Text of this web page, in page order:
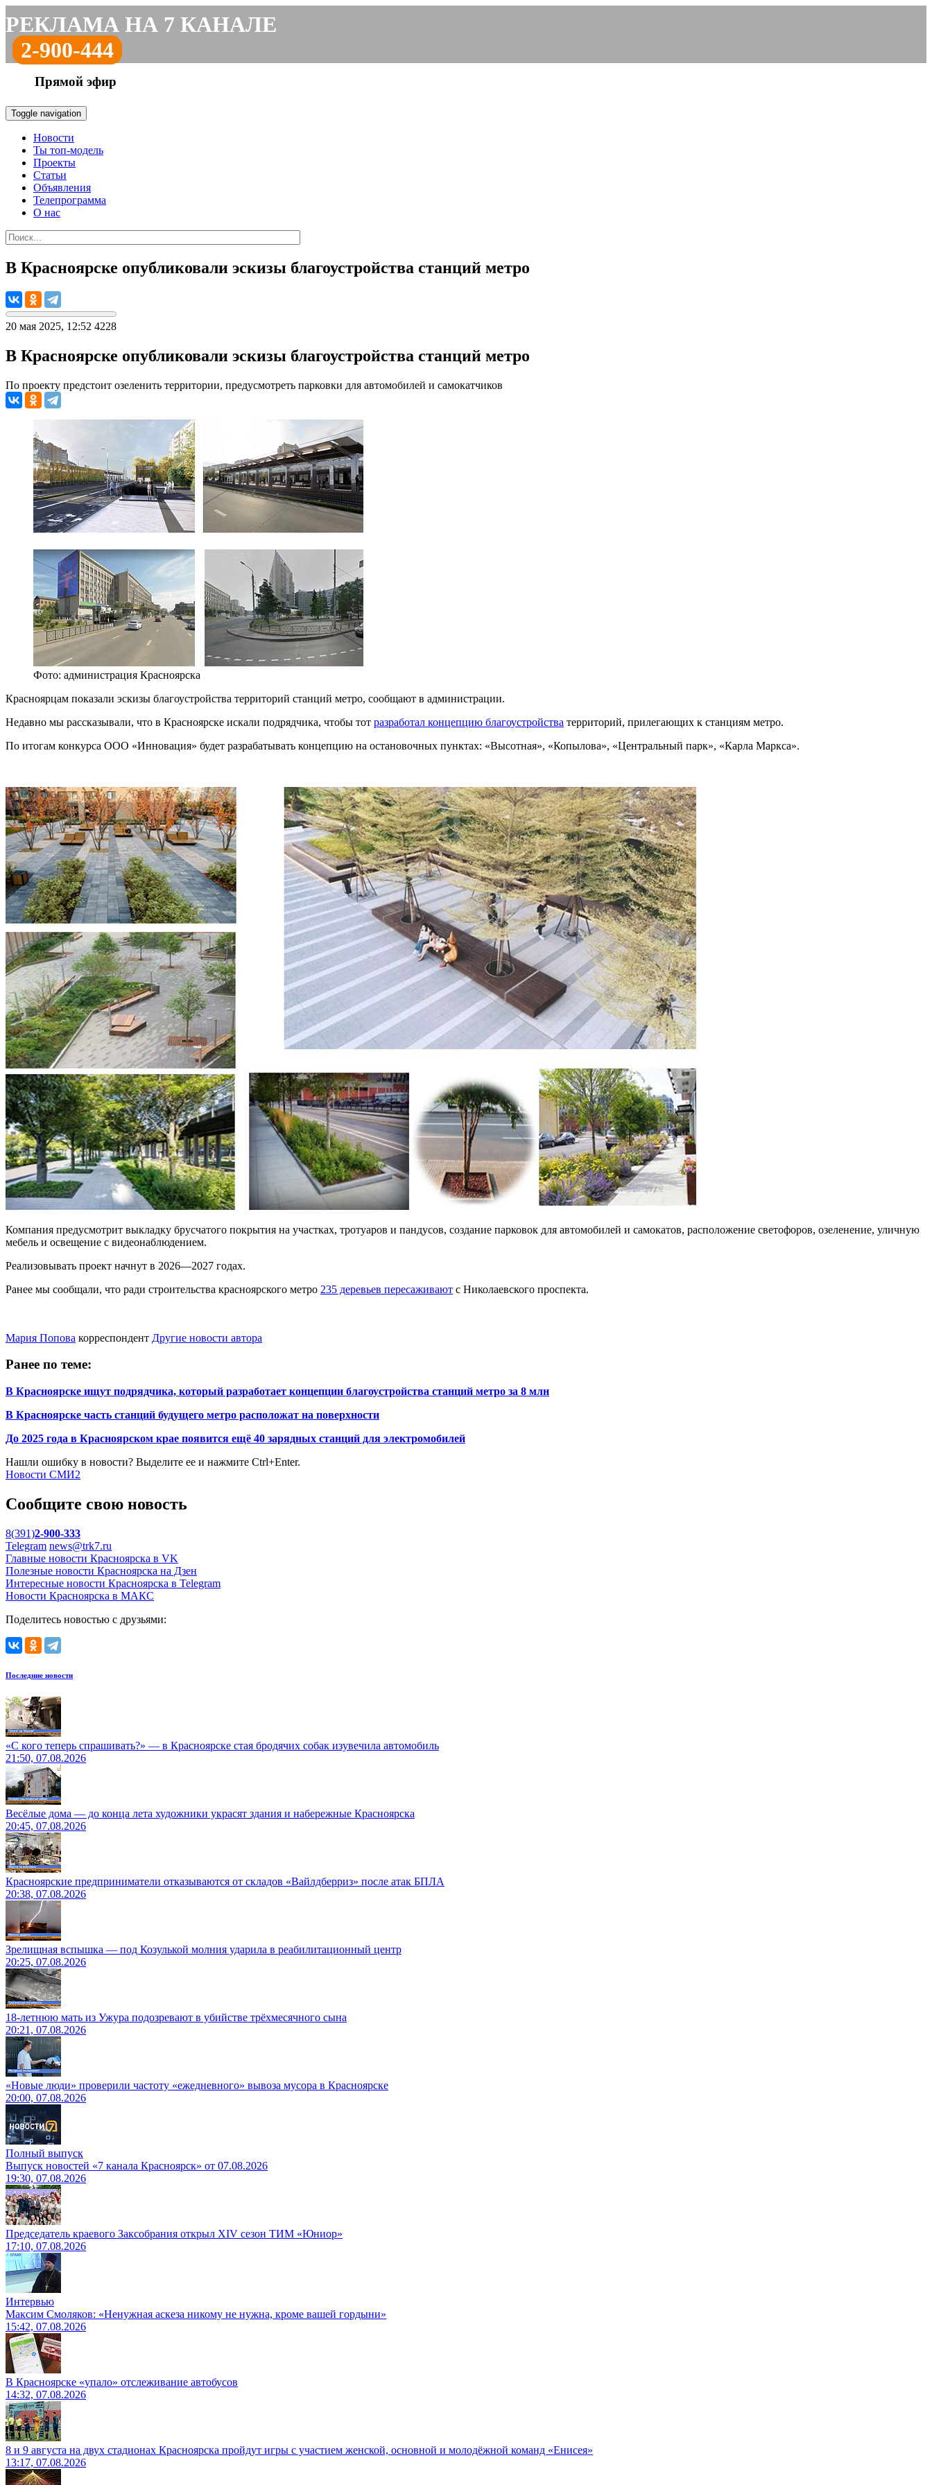
РЕКЛАМА НА 7 КАНАЛЕ
2-900-444
Прямой эфир
Toggle navigation
Новости
Ты топ-модель
Проекты
Статьи
Объявления
Телепрограмма
О нас
В Красноярске опубликовали эскизы благоустройства станций метро
20 мая 2025, 12:52 4228
В Красноярске опубликовали эскизы благоустройства станций метро
По проекту предстоит озеленить территории, предусмотреть парковки для автомобилей и самокатчиков
Фото: администрация Красноярска
Красноярцам показали эскизы благоустройства территорий станций метро, сообщают в администрации.
Недавно мы рассказывали, что в Красноярске искали подрядчика, чтобы тот разработал концепцию благоустройства территорий, прилегающих к станциям метро.
По итогам конкурса ООО «Инновация» будет разрабатывать концепцию на остановочных пунктах: «Высотная», «Копылова», «Центральный парк», «Карла Маркса».
Компания предусмотрит выкладку брусчатого покрытия на участках, тротуаров и пандусов, создание парковок для автомобилей и самокатов, расположение светофоров, озеленение, уличную
мебель и освещение с видеонаблюдением.
Реализовывать проект начнут в 2026—2027 годах.
Ранее мы сообщали, что ради строительства красноярского метро 235 деревьев пересаживают с Николаевского проспекта.
Мария Попова корреспондент Другие новости автора
Ранее по теме:
В Красноярске ищут подрядчика, который разработает концепции благоустройства станций метро за 8 млн
В Красноярске часть станций будущего метро расположат на поверхности
До 2025 года в Красноярском крае появится ещё 40 зарядных станций для электромобилей
Нашли ошибку в новости? Выделите ее и нажмите Ctrl+Enter.
Новости СМИ2
Сообщите свою новость
8(391)2-900-333
Telegram news@trk7.ru
Главные новости Красноярска в VK
Полезные новости Красноярска на Дзен
Интересные новости Красноярска в Telegram
Новости Красноярска в МАКС
Поделитесь новостью с друзьями:
Последние новости
«С кого теперь спрашивать?» — в Красноярске стая бродячих собак изувечила автомобиль
21:50, 07.08.2026
Весёлые дома — до конца лета художники украсят здания и набережные Красноярска
20:45, 07.08.2026
Красноярские предприниматели отказываются от складов «Вайлдберриз» после атак БПЛА
20:38, 07.08.2026
Зрелищная вспышка — под Козулькой молния ударила в реабилитационный центр
20:25, 07.08.2026
18-летнюю мать из Ужура подозревают в убийстве трёхмесячного сына
20:21, 07.08.2026
«Новые люди» проверили частоту «ежедневного» вывоза мусора в Красноярске
20:00, 07.08.2026
Полный выпуск
Выпуск новостей «7 канала Красноярск» от 07.08.2026
19:30, 07.08.2026
Председатель краевого Заксобрания открыл XIV сезон ТИМ «Юниор»
17:10, 07.08.2026
Интервью
Максим Смоляков: «Ненужная аскеза никому не нужна, кроме вашей гордыни»
15:42, 07.08.2026
В Красноярске «упало» отслеживание автобусов
14:32, 07.08.2026
8 и 9 августа на двух стадионах Красноярска пройдут игры с участием женской, основной и молодёжной команд «Енисея»
13:17, 07.08.2026